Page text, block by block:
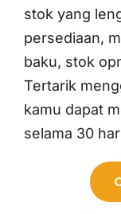
stok yang
persediaan,
baku, stok
Tertarik
kamu dapat
selama 30